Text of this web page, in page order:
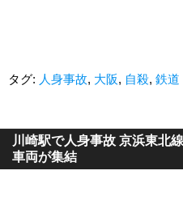
タグ: 人身事故, 大阪, 自殺, 鉄道
川崎駅で人身事故 京浜東北
車両が集結